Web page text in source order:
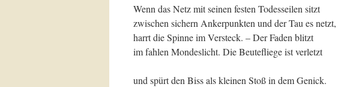
Wenn das Netz mit seinen festen Todesseilen sitzt
zwischen sichern Ankerpunkten und der Tau es netzt,
harrt die Spinne im Versteck. – Der Faden blitzt
im fahlen Mondeslicht. Die Beutefliege ist verletzt
und spürt den Biss als kleinen Stoß in dem Genick.